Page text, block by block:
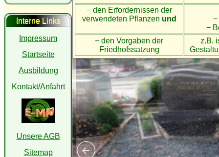
Interne Links
Impressum
Startseite
Ausbildung
Kontakt/Anfahrt
Unsere AGB
Sitemap
− den Erfordernissen der
verwendeten Pflanzen und
−
−
− den Vorgaben der
Friedhofssatzung
z.B.